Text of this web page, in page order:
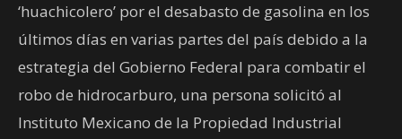
‘huachicolero’ por el desabasto de gasolina en los
últimos días en varias partes del país debido a la
estrategia del Gobierno Federal para combatir el
robo de hidrocarburo, una persona solicitó al
Instituto Mexicano de la Propiedad Industrial